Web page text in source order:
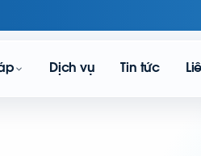
Dịch vụ Tin tức